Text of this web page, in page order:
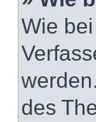
Wie
des